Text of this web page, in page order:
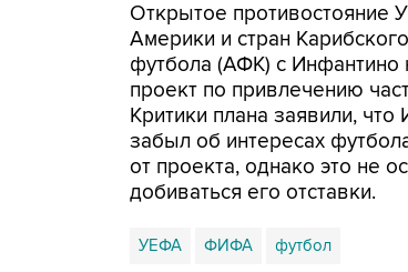
Открытое противостояние
Америки и стран
футбола (АФК) с Инфантино
проект по привлечению
Критики плана заявили,
забыл об интересах
от проекта, однако это не
добиваться его отставки.
УЕФА ФИФА футбол